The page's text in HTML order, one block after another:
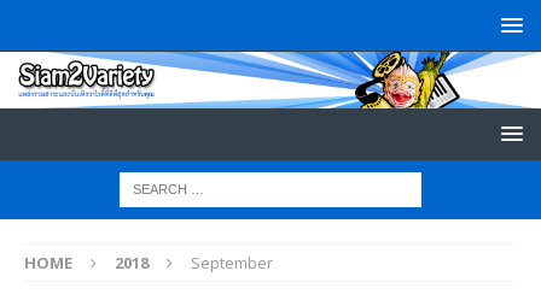
HOME 2018 September